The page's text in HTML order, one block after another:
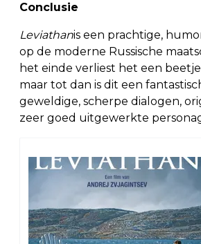
Conclusie
Leviathanis een prachtige,
op de moderne Russische
het einde verliest het een
maar tot dan is dit een
geweldige, scherpe dialogen,
zeer goed uitgewerkte